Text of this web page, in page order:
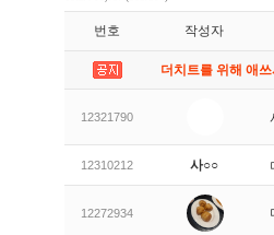
번호 작성자
더치트를 위해 애
12321790
12310212 사○○
12272934